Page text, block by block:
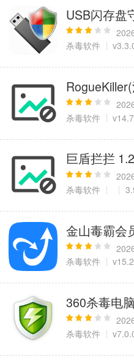
USB闪存盘
杀毒软件
RogueKiller(
杀毒软件
巨盾拦拦
杀毒软件
金山毒霸会
杀毒软件
360杀毒电
杀毒软件